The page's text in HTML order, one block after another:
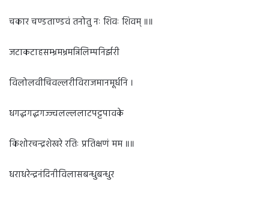
चकार चण्डताण्डवं तनोतु नः शिवः शिवम् ॥॥
जटाकटाहसम्भ्रमभ्रमन्निलिम्पनिर्झरी
विलोलवीचिवल्लरीविराजमानमूर्धनि ।
धगद्धगद्धगज्ज्वलल्ललाटपट्टपावके
किशोरचन्द्रशेखरे रतिः प्रतिक्षणं मम ॥॥
धराधरेन्द्रनंदिनीविलासबन्धुबन्धुर